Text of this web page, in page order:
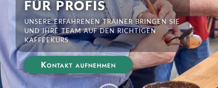
unsere erfahrenen trainer bringen sie
und ihre team auf den richtigen
kaffeekurs
Kontakt aufnehmen